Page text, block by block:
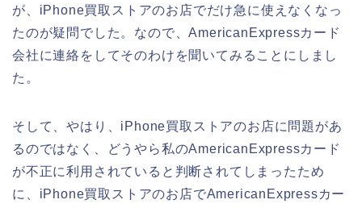
が、iPhone買取ストアのお店でだけ急に使えなくなっ
たのが疑問でした。なので、AmericanExpressカード
会社に連絡をしてそのわけを聞いてみることにしまし
た。
そして、やはり、iPhone買取ストアのお店に問題があ
るのではなく、どうやら私のAmericanExpressカード
が不正に利用されていると判断されてしまったため
に、iPhone買取ストアのお店でAmericanExpressカー